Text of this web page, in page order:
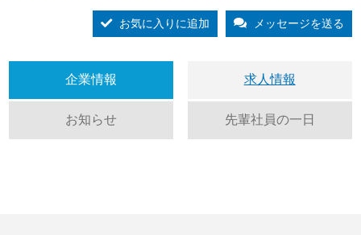
お気に入りに追加 メッセージを送る
企業情報 求人情報
お知らせ 先輩社員の一日